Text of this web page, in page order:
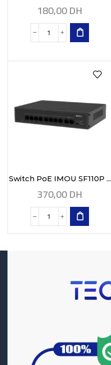
180,00DH
Switch PoE IMOU SF110P ...
370,00DH